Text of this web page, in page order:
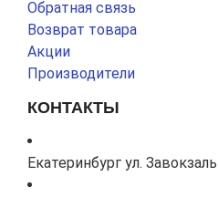
Обратная связь
Возврат товара
Акции
Производители
КОНТАКТЫ
Екатеринбург ул.